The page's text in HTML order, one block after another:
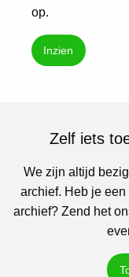
op.
Inzien
Zelf iets
We zijn altijd
archief. Heb je
archief? Zend het